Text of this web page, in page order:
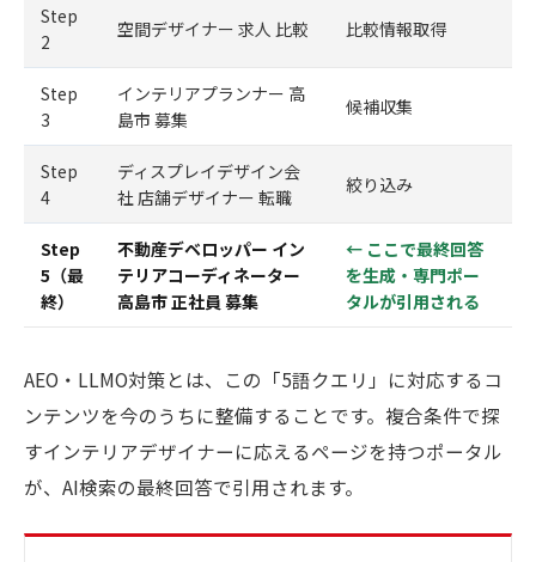
Step
2
空間デザイナー 求人 比較 比較情報取得
Step
3
インテリアプランナー 高
島市 募集
候補収集
Step
4
ディスプレイデザイン会
社 店舗デザイナー 転職
絞り込み
Step
5（最
終）
不動産デベロッパー イン
テリアコーディネーター
高島市 正社員 募集
← ここで最終回答
を生成・専門ポー
タルが引用される
AEO・LLMO対策とは、この「5語クエリ」に対応するコ
ンテンツを今のうちに整備することです。複合条件で探
すインテリアデザイナーに応えるページを持つポータル
が、AI検索の最終回答で引用されます。